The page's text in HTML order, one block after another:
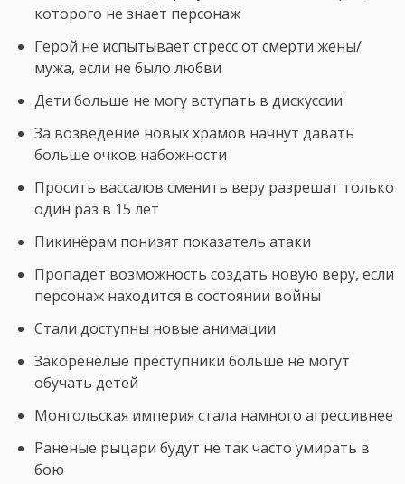
которого не знает персонаж
Герой не испытывает стресс от смерти жены/
мужа, если не было любви
Дети больше не могу вступать в дискуссии
За возведение новых храмов начнут давать
больше очков набожности
Просить вассалов сменить веру разрешат только
один раз в 15 лет
Пикинёрам понизят показатель атаки
Пропадет возможность создать новую веру, если
персонаж находится в состоянии войны
Стали доступны новые анимации
Закоренелые преступники больше не могут
обучать детей
Монгольская империя стала намного агрессивнее
Раненые рыцари будут не так часто умирать в
бою